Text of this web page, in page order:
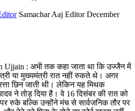
Samachar Aaj Editor Send
December
Ujjain : अभी तक कहा जाता था कि उज्जैन में
या मुख्यमंत्री रात नहीं रुकते थे। अगर
छिन जाती थी। लेकिन यह मिथक
ने तोड़ दिया है। वे 16 दिसंबर की रात को
रुके बल्कि उन्होंने मंच से सार्वजनिक तौर पर